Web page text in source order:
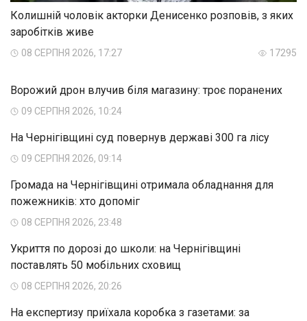
Колишній чоловік акторки Денисенко розповів, з яких
заробітків живе
08 СЕРПНЯ 2026, 17:27 17295
Ворожий дрон влучив біля магазину: троє поранених
09 СЕРПНЯ 2026, 10:24
На Чернігівщині суд повернув державі 300 га лісу
09 СЕРПНЯ 2026, 09:14
Громада на Чернігівщині отримала обладнання для
пожежників: хто допоміг
08 СЕРПНЯ 2026, 23:48
Укриття по дорозі до школи: на Чернігівщині
поставлять 50 мобільних сховищ
08 СЕРПНЯ 2026, 20:26
На експертизу приїхала коробка з газетами: за